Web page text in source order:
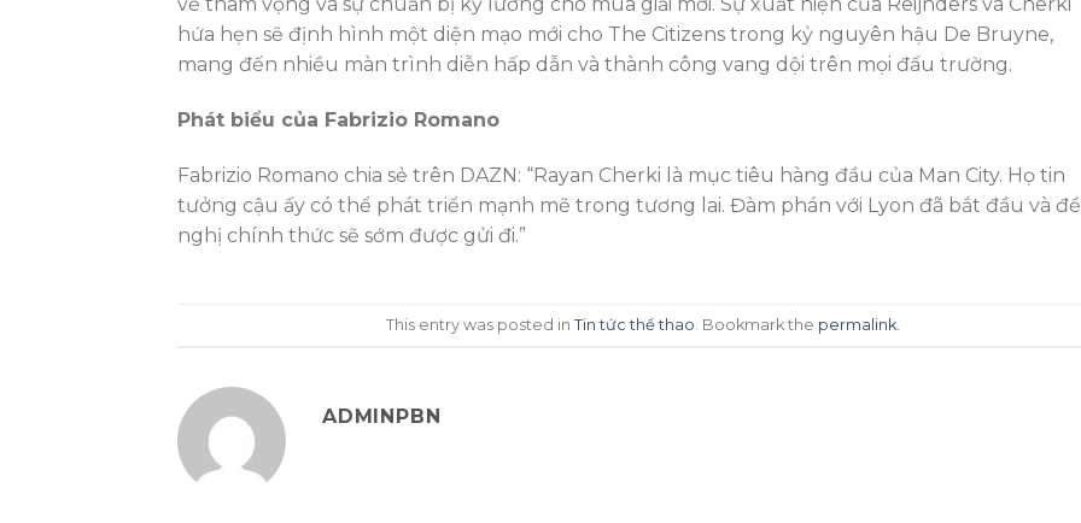
hứa hẹn sẽ định hình một diện mạo mới cho The Citizens trong kỷ nguyên hậu De Bruyne,
mang đến nhiều màn trình diễn hấp dẫn và thành công vang dội trên mọi đấu trường.
Phát biểu của Fabrizio Romano
Fabrizio Romano chia sẻ trên DAZN: “Rayan Cherki là mục tiêu hàng đầu của Man City. Họ tin
tưởng cậu ấy có thể phát triển mạnh mẽ trong tương lai. Đàm phán với Lyon đã bắt đầu và đề
nghị chính thức sẽ sớm được gửi đi.”
This entry was posted inTin tức thể thao . Bookmark the permalink
ADMINPBN